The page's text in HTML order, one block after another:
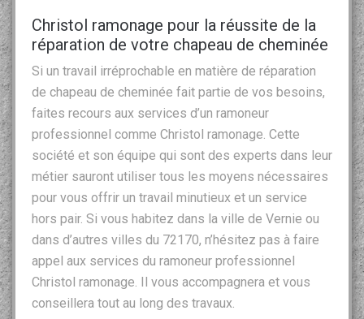
Christol ramonage pour la réussite de la
réparation de votre chapeau de cheminée
Si un travail irréprochable en matière de réparation
de chapeau de cheminée fait partie de vos besoins,
faites recours aux services d’un ramoneur
professionnel comme Christol ramonage. Cette
société et son équipe qui sont des experts dans leur
métier sauront utiliser tous les moyens nécessaires
pour vous offrir un travail minutieux et un service
hors pair. Si vous habitez dans la ville de Vernie ou
dans d’autres villes du 72170, n’hésitez pas à faire
appel aux services du ramoneur professionnel
Christol ramonage. Il vous accompagnera et vous
conseillera tout au long des travaux.